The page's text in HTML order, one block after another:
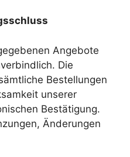
Angebote
Die
Bestellungen
unserer
Bestätigung.
Änderungen